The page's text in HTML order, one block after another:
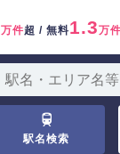
万件超 / 無料1.3万件
駅名検索